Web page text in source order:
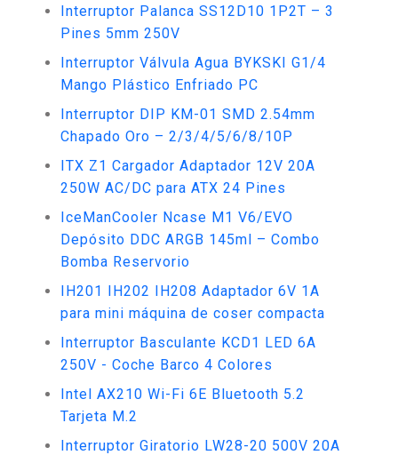
Interruptor Palanca SS12D10 1P2T – 3
Pines 5mm 250V
Interruptor Válvula Agua BYKSKI G1/4
Mango Plástico Enfriado PC
Interruptor DIP KM-01 SMD 2.54mm
Chapado Oro – 2/3/4/5/6/8/10P
ITX Z1 Cargador Adaptador 12V 20A
250W AC/DC para ATX 24 Pines
IceManCooler Ncase M1 V6/EVO
Depósito DDC ARGB 145ml – Combo
Bomba Reservorio
IH201 IH202 IH208 Adaptador 6V 1A
para mini máquina de coser compacta
Interruptor Basculante KCD1 LED 6A
250V - Coche Barco 4 Colores
Intel AX210 Wi-Fi 6E Bluetooth 5.2
Tarjeta M.2
Interruptor Giratorio LW28-20 500V 20A